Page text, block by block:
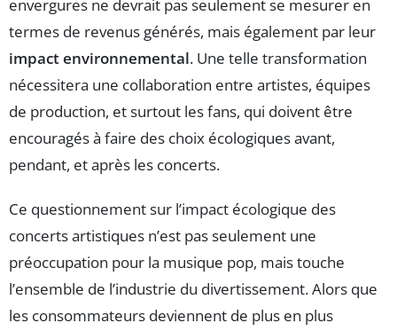
envergures ne devrait pas seulement se mesurer en
termes de revenus générés, mais également par leur
impact environnemental. Une telle transformation
nécessitera une collaboration entre artistes, équipes
de production, et surtout les fans, qui doivent être
encouragés à faire des choix écologiques avant,
pendant, et après les concerts.
Ce questionnement sur l’impact écologique des
concerts artistiques n’est pas seulement une
préoccupation pour la musique pop, mais touche
l’ensemble de l’industrie du divertissement. Alors que
les consommateurs deviennent de plus en plus